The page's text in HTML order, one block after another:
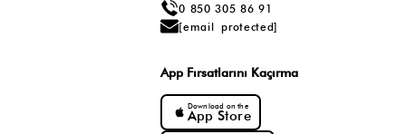
0 850 305 86 91
[email protected]
App Fırsatlarını Kaçırma
Download on the
App Store